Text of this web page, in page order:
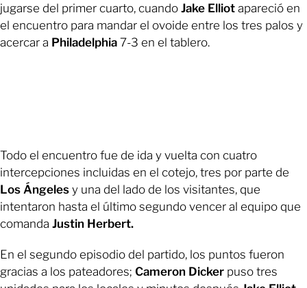
jugarse del primer cuarto, cuando Jake Elliot apareció en
el encuentro para mandar el ovoide entre los tres palos y
acercar a Philadelphia 7-3 en el tablero.
Todo el encuentro fue de ida y vuelta con cuatro
intercepciones incluidas en el cotejo, tres por parte de
Los Ángeles y una del lado de los visitantes, que
intentaron hasta el último segundo vencer al equipo que
comanda Justin Herbert.
En el segundo episodio del partido, los puntos fueron
gracias a los pateadores; Cameron Dicker puso tres